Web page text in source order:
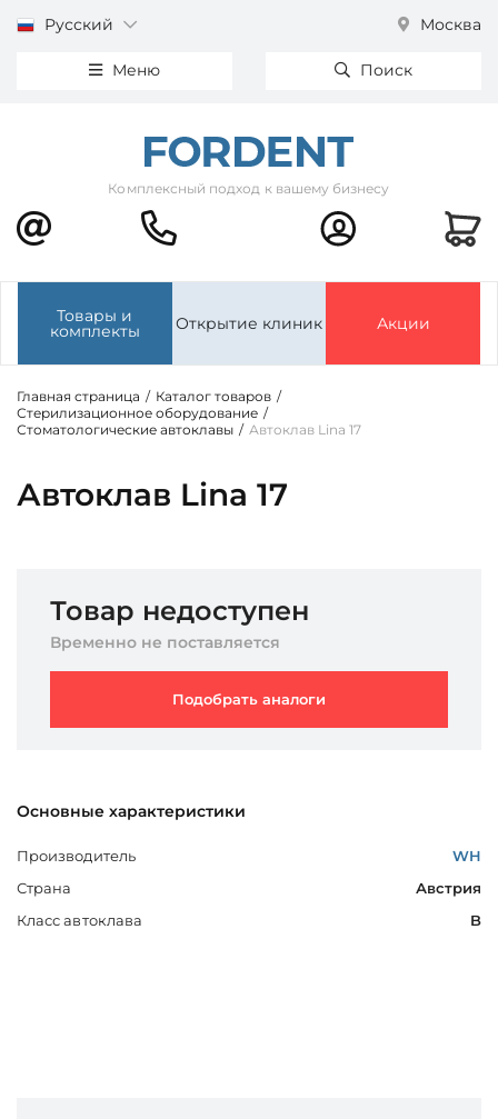
Русский Москва
Меню Поиск
Комплексный подход к вашему бизнесу
Товары и
комплекты Открытие клиник Акции
Главная страница / Каталог товаров /
Стерилизационное оборудование /
Стоматологические автоклавы / Автоклав Lina 17
Автоклав Lina 17
Основные характеристики
Производитель
WH
Страна
Австрия
Класс автоклава
B
Товар недоступен
Временно не поставляется
Подобрать аналоги